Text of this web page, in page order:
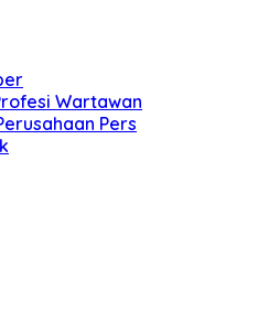
Wartawan
Pers